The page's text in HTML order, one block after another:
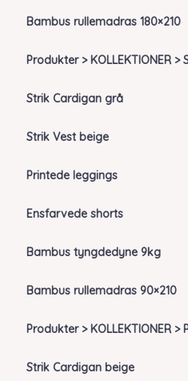
Bambus rullemadras 180×210
Produkter > KOLLEKTIONER >
Strik Cardigan grå
Strik Vest beige
Printede leggings
Ensfarvede shorts
Bambus tyngdedyne 9kg
Bambus rullemadras 90×210
Produkter > KOLLEKTIONER >
Strik Cardigan beige